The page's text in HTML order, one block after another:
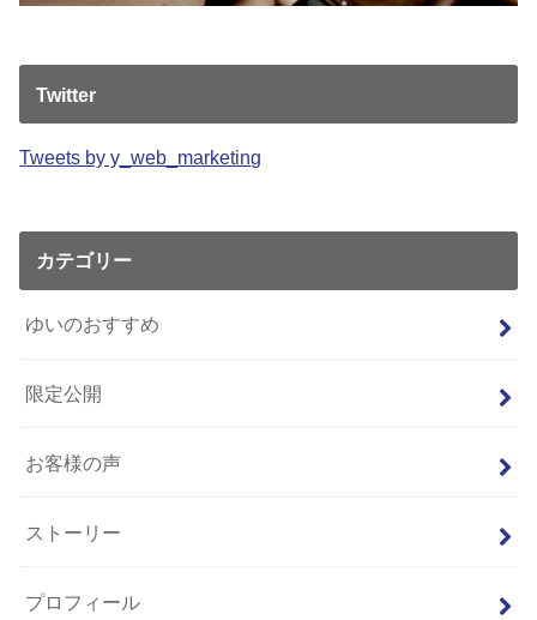
Twitter
Tweets by y_web_marketing
カテゴリー
ゆいのおすすめ
限定公開
お客様の声
ストーリー
プロフィール